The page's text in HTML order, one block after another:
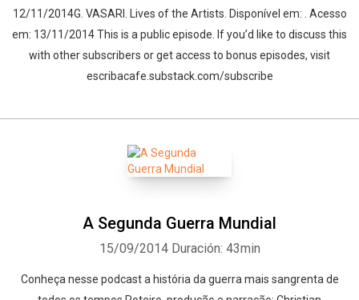
12/11/2014G. VASARI. Lives of the Artists. Disponível em: . Acesso
em: 13/11/2014 This is a public episode. If you’d like to discuss this
with other subscribers or get access to bonus episodes, visit
escribacafe.substack.com/subscribe
A Segunda Guerra Mundial
15/09/2014 Duración: 43min
Conheça nesse podcast a história da guerra mais sangrenta de